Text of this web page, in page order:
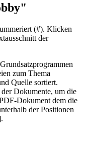
(#). Klicken
der
zum Thema
Quelle sortiert.
Dokumente, um die
Dokument dem die
der Positionen